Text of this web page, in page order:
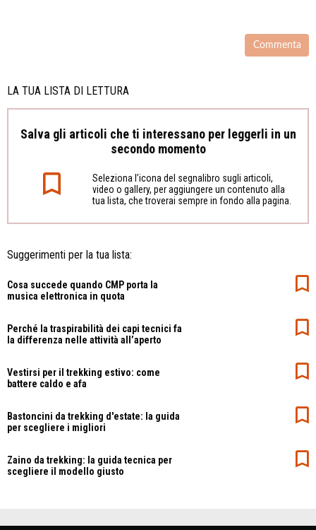
LA TUA LISTA DI LETTURA
Salva gli articoli che ti interessano per leggerli in un
secondo momento
Seleziona l’icona del segnalibro sugli articoli,
video o gallery, per aggiungere un contenuto alla
tua lista, che troverai sempre in fondo alla pagina.
Suggerimenti per la tua lista:
Cosa succede quando CMP porta la
musica elettronica in quota
Perché la traspirabilità dei capi tecnici fa
la differenza nelle attività all’aperto
Vestirsi per il trekking estivo: come
battere caldo e afa
Bastoncini da trekking d'estate: la guida
per scegliere i migliori
Zaino da trekking: la guida tecnica per
scegliere il modello giusto